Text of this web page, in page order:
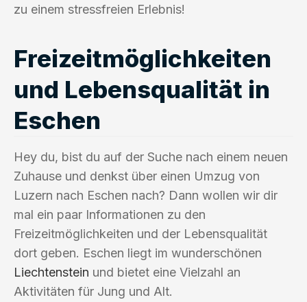
zu einem stressfreien Erlebnis!
Freizeitmöglichkeiten
und Lebensqualität in
Eschen
Hey du, bist du auf der Suche nach einem neuen
Zuhause und denkst über einen Umzug von
Luzern nach Eschen nach? Dann wollen wir dir
mal ein paar Informationen zu den
Freizeitmöglichkeiten und der Lebensqualität
dort geben. Eschen liegt im wunderschönen
Liechtenstein und bietet eine Vielzahl an
Aktivitäten für Jung und Alt.